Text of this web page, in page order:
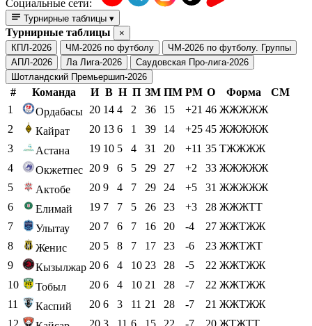
Социальные сети:
Турнирные таблицы ▾
Турнирные таблицы
×
КПЛ-2026
ЧМ-2026 по футболу
ЧМ-2026 по футболу. Группы
АПЛ-2026
Ла Лига-2026
Саудовская Про-лига-2026
Шотландский Премьершип-2026
# Команда И В Н П ЗМ ПМ РМ О Форма
СМ
1
Ордабасы 20 14 4 2 36 15 +21 46 ЖЖЖЖЖ
2
Кайрат 20 13 6 1 39 14 +25 45 ЖЖЖЖЖ
3
Астана 19 10 5 4 31 20 +11 35 ТЖЖЖЖ
4
Окжетпес 20 9 6 5 29 27 +2 33 ЖЖЖЖЖ
5
Актобе 20 9 4 7 29 24 +5 31 ЖЖЖЖЖ
6
Елимай 19 7 7 5 26 23 +3 28 ЖЖЖТТ
7
Улытау 20 7 6 7 16 20 -4 27 ЖЖТЖЖ
8
Женис 20 5 8 7 17 23 -6 23 ЖЖТЖТ
9
Кызылжар 20 6 4 10 23 28 -5 22 ЖЖТЖЖ
10
Тобыл 20 6 4 10 21 28 -7 22 ЖЖТЖЖ
11
Каспий 20 6 3 11 21 28 -7 21 ЖЖТЖЖ